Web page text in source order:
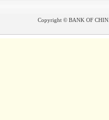
Copyright © BANK OF